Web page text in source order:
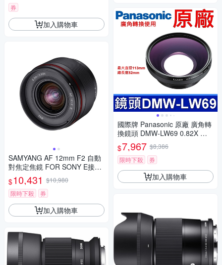
券
加入購物車
SAMYANG AF 12mm F2 自動
對焦定焦鏡 FOR SONY E接環
(公司貨)
$10,431 $10,980
限時下殺
券
加入購物車
國際牌 Panasonic 原廠 廣角轉
換鏡頭 DMW-LW69 0.82X 相
機 DMC-LC1
$7,967 $8,386
限時下殺
券
加入購物車